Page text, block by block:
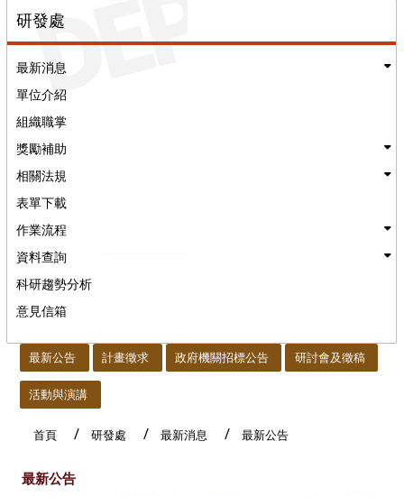
研發處
最新消息
單位介紹
組織職掌
獎勵補助
相關法規
表單下載
作業流程
資料查詢
科研趨勢分析
意見信箱
最新公告 計畫徵求 政府機關招標公告 研討會及徵稿
活動與演講
首頁 研發處 最新消息 最新公告
最新公告